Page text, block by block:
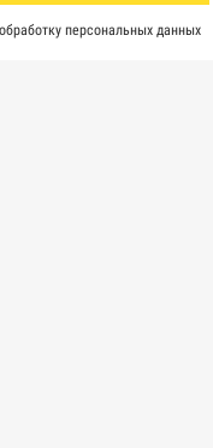
персональных данных